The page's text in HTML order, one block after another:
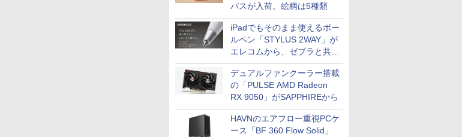
バスが入荷。絵柄は5種類
iPadでもそのまま使えるボー
ルペン「STYLUS 2WAY」が
エレコムから、ゼブラと共同
開発
デュアルファンクーラー搭載
の「PULSE AMD Radeon
RX 9050」がSAPPHIREから
HAVNのエアフロー重視PCケ
ース「BF 360 Flow Solid」